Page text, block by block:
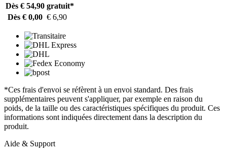
Dès € 54,90 gratuit*
Dès € 0,00 € 6,90
*Ces frais d'envoi se réfèrent à un envoi standard. Des frais
supplémentaires peuvent s'appliquer, par exemple en raison du
poids, de la taille ou des caractéristiques spécifiques du produit. Ces
informations sont indiquées directement dans la description du
produit.
Aide & Support